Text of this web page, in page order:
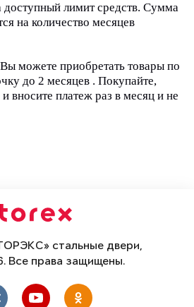
лимит средств. Сумма
на количество месяцев
можете приобретать товары по
до 2 месяцев . Покупайте,
вносите платеж раз в месяц и не
стальные двери,
Все права защищены.